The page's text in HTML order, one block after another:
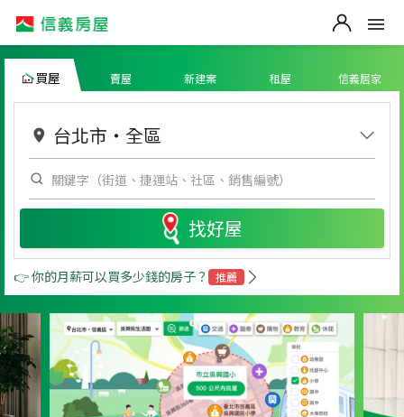
買屋 賣屋 新建案 租屋 信義居家
台北市 ・ 全區
找好屋
👉 你的月薪可以買多少錢的房子？ 推薦